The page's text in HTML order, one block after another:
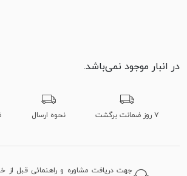
در انبار موجود نمی‌باشد.
۷ روز ضمانت برگشت نحوه ارسال
جهت دریافت مشاوره و راهنمائی قبل از